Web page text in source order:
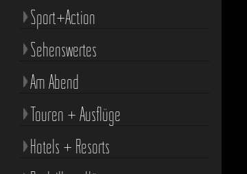
Sport+Action
Sehenswertes
Am Abend
Touren + Ausflüge
Hotels + Resorts